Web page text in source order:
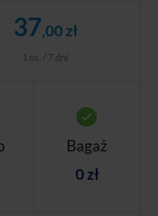
37,00 zł
1 os. / 7 dni
Bagaż
0 zł